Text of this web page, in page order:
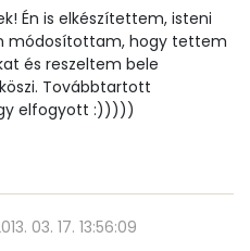
0
39 micro
Én is elkészítettem, isteni
módosítottam, hogy tettem
és reszeltem bele
Továbbtartott
elfogyott :)))))
03. 17. 13:56:09